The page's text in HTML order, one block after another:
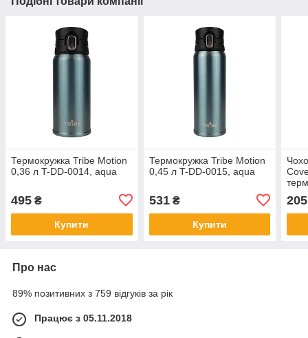
Термокружка Tribe Motion
0,36 л T-DD-0014, aqua
495 ₴
Купити
Термокружка Tribe Motion
0,45 л T-DD-0015, aqua
531₴
Купити
205
Про нас
89% позитивних з 759 відгуків за рік
Працює з 05.11.2018